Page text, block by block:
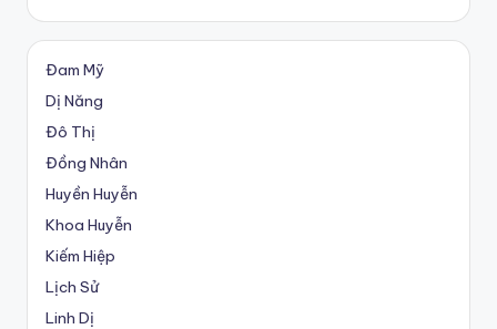
Đam Mỹ
Dị Năng
Đô Thị
Đồng Nhân
Huyền Huyễn
Khoa Huyễn
Kiếm Hiệp
Lịch Sử
Linh Dị